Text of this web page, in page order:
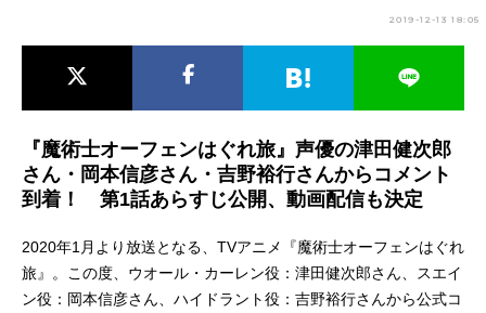
2019-12-13 18:05
『魔術士オーフェンはぐれ旅』声優の津田健次郎
さん・岡本信彦さん・吉野裕行さんからコメント
到着！ 第1話あらすじ公開、動画配信も決定
2020年1月より放送となる、TVアニメ『魔術士オーフェンはぐれ
旅』。この度、ウオール・カーレン役：津田健次郎さん、スエイ
ン役：岡本信彦さん、ハイドラント役：吉野裕行さんから公式コ